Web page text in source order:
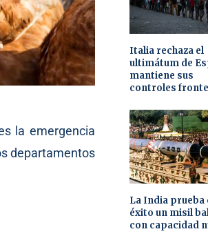
la emergencia
departamentos
Italia rechaza el
ultimátum de
mantiene sus
controles
La India prueba
éxito un misil
con capacidad